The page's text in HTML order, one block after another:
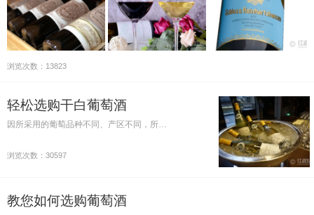
浏览次数：13823
轻松选购干白葡萄酒
因所采用的葡萄品种不同、产区不同，所…
浏览次数：30597
教您如何选购葡萄酒